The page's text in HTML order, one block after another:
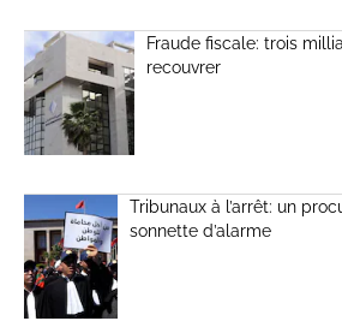
Fraude fiscale: trois
recouvrer
Tribunaux à l’arrêt: un
sonnette d’alarme